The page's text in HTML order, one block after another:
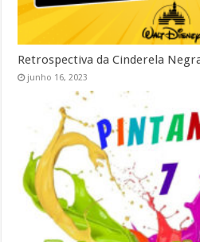
Retrospectiva da Cinderela
junho 16, 2023